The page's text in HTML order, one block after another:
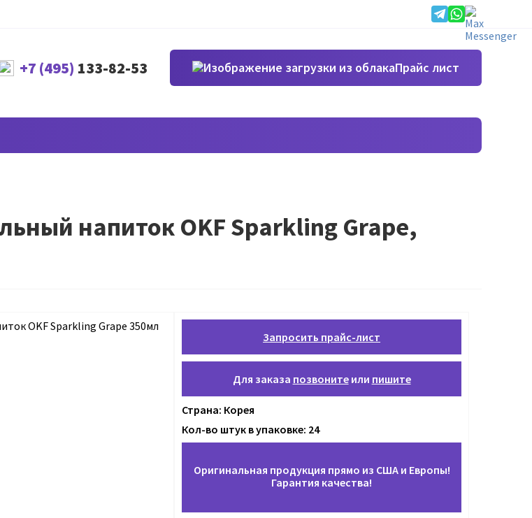
+7 (495) 133-82-53 Прайс лист
напиток OKF Sparkling Grape,
Запросить прайс-лист
Для заказа позвонитеили пишите
Страна: Корея
Кол-во штук в упаковке: 24
Оригинальная продукция прямо из США и Европы!
Гарантия качества!